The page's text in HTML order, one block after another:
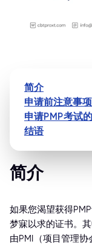
简介
申请前注意事项
申请PMP考试
结语
简介
如果您渴望获得
梦寐以求的证书。
由PMI（项目管理